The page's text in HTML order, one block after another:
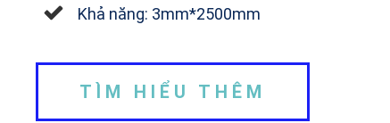
Khả năng: 3mm*2500mm
TÌM HIỂU THÊM